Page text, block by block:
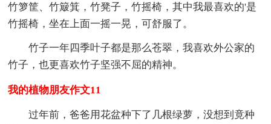
竹箩筐、竹簸箕，竹凳子，竹摇椅，其中我最喜欢的'是
竹摇椅，坐在上面一摇一晃，可舒服了。
竹子一年四季叶子都是那么苍翠，我喜欢外公家的
竹子，也更喜欢竹子坚强不屈的精神。
我的植物朋友作文11
过年前，爸爸用花盆种下了几根绿萝，没想到竟种